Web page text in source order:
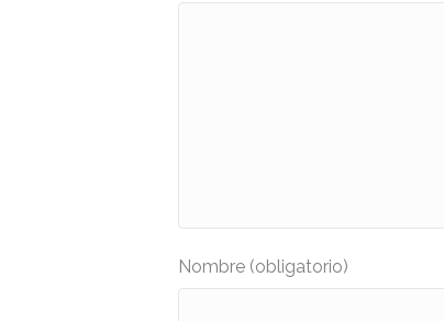
Nombre (obligatorio)